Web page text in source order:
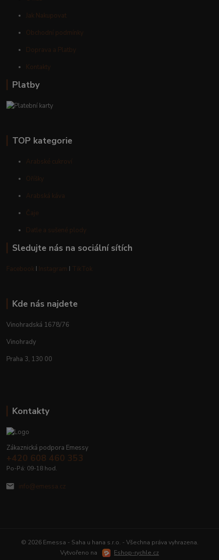
Jak Nakupovat
Obchodní podmínky
Doprava a Platby
Kontakty
Platby
TOP kategorie
Arabské cukroví
Oříšky
Arabská káva
Čaje
Datle a sušené plody
Sledujte nás na sociální sítích
Facebook I Instagram I TikTok
Kde nás najdete
Vinohradská 1678/76
Vinohrady
Praha 3, 130 00
Kontakty
Zákaznická podpora Emessy
+420 608 460 353
Po-Pá: 09-18 hod.
info@emessa.cz
© 2026 Emessa - Saha u hana s.r.o. - Všechna práva vyhrazena.
Vytvořeno na
Eshop-rychle.cz